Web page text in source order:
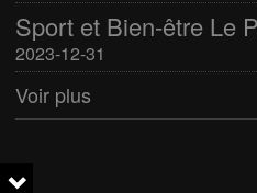
2023-12-31
Voir plus